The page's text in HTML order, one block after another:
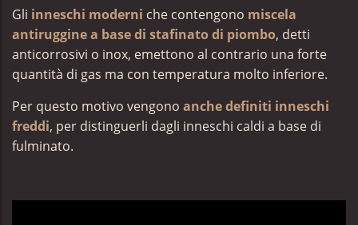
Gli inneschi moderni che contengono miscela
antiruggine a base di stafinato di piombo, detti
anticorrosivi o inox, emettono al contrario una forte
quantità di gas ma con temperatura molto inferiore.
Per questo motivo vengono anche definiti inneschi
freddi, per distinguerli dagli inneschi caldi a base di
fulminato.